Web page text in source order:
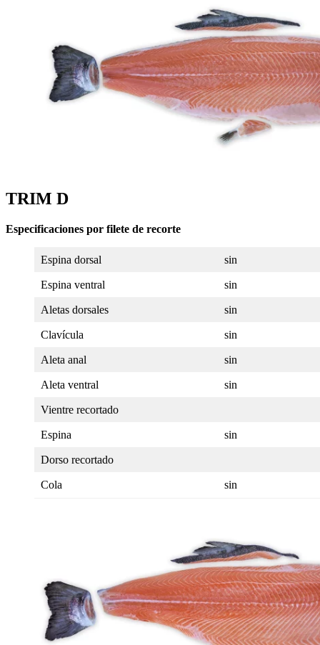
TRIM D
Especificaciones por filete de recorte
Espina dorsal sin
Espina ventral sin
Aletas dorsales sin
Clavícula sin
Aleta anal sin
Aleta ventral sin
Vientre recortado
Espina sin
Dorso recortado
Cola sin